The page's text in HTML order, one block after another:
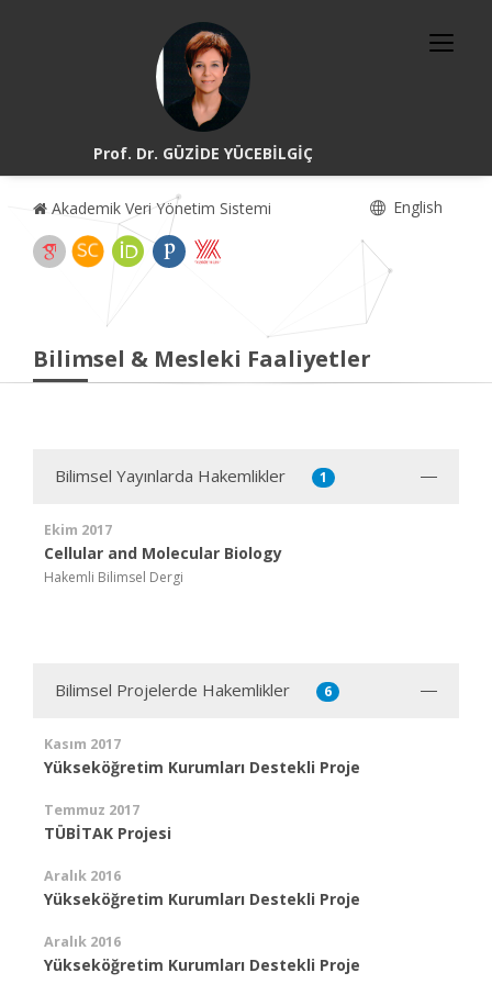
Prof. Dr. GÜZİDE YÜCEBİLGİÇ
Akademik Veri Yönetim Sistemi English
Bilimsel & Mesleki Faaliyetler
Bilimsel Yayınlarda Hakemlikler 1
Ekim 2017
Cellular and Molecular Biology
Hakemli Bilimsel Dergi
Bilimsel Projelerde Hakemlikler 6
Kasım 2017
Yükseköğretim Kurumları Destekli Proje
Temmuz 2017
TÜBİTAK Projesi
Aralık 2016
Yükseköğretim Kurumları Destekli Proje
Aralık 2016
Yükseköğretim Kurumları Destekli Proje